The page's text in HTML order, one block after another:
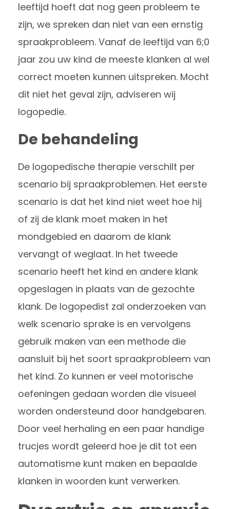
leeftijd hoeft dat nog geen probleem te
zijn, we spreken dan niet van een ernstig
spraakprobleem. Vanaf de leeftijd van 6;0
jaar zou uw kind de meeste klanken al wel
correct moeten kunnen uitspreken. Mocht
dit niet het geval zijn, adviseren wij
logopedie.
De behandeling
De logopedische therapie verschilt per
scenario bij spraakproblemen. Het eerste
scenario is dat het kind niet weet hoe hij
of zij de klank moet maken in het
mondgebied en daarom de klank
vervangt of weglaat. In het tweede
scenario heeft het kind en andere klank
opgeslagen in plaats van de gezochte
klank. De logopedist zal onderzoeken van
welk scenario sprake is en vervolgens
gebruik maken van een methode die
aansluit bij het soort spraakprobleem van
het kind. Zo kunnen er veel motorische
oefeningen gedaan worden die visueel
worden ondersteund door handgebaren.
Door veel herhaling en een paar handige
trucjes wordt geleerd hoe je dit tot een
automatisme kunt maken en bepaalde
klanken in woorden kunt verwerken.